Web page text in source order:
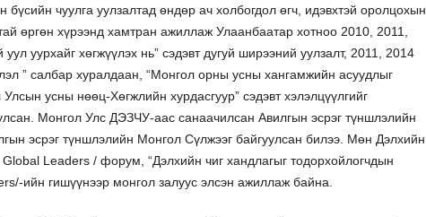
чуулга уулзалтад өндөр ач холбогдол өгч, идэвхтэй оролцохын
өргөн хүрээнд хамтран ажиллаж Улаанбаатар хотноо 2010, 2011,
уурхайг хөгжүүлэх нь” сэдэвт дугуй ширээний уулзалт, 2011, 2014
” салбар хуралдаан, “Монгол орны усны хангамжийн асуудлыг
усны нөөц-Хөгжлийн хурдасгуур” сэдэвт хэлэлцүүлгийг
Монгол Улс ДЭЗЧУ-аас санаачилсан Авилгын эсрэг түншлэлийн
эсрэг түншлэлийн Монгол Сүлжээг байгуулсан билээ. Мөн Дэлхийн
Leaders / форум, “Дэлхийн чиг хандлагыг тодорхойлогчдын
ийн гишүүнээр монгол залуус элсэн ажиллаж байна.